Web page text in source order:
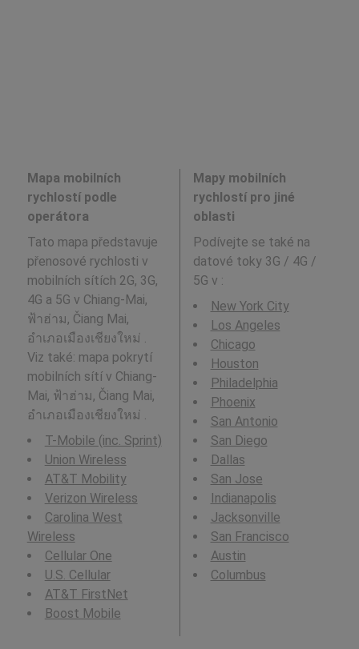
Mapa mobilních
rychlostí podle
operátora
Tato mapa představuje
přenosové rychlosti v
mobilních sítích 2G, 3G,
4G a 5G v Chiang-Mai,
ฟ้าฮ่าม, Čiang Mai,
อำเภอเมืองเชียงใหม่ .
Viz také: mapa pokrytí
mobilních sítí v Chiang-
Mai, ฟ้าฮ่าม, Čiang Mai,
อำเภอเมืองเชียงใหม่ .
T-Mobile (inc. Sprint)
Union Wireless
AT&T Mobility
Verizon Wireless
Carolina West
Wireless
Cellular One
U.S. Cellular
AT&T FirstNet
Boost Mobile
Mapy mobilních
rychlostí pro jiné
oblasti
Podívejte se také na
datové toky 3G / 4G /
5G v :
New York City
Los Angeles
Chicago
Houston
Philadelphia
Phoenix
San Antonio
San Diego
Dallas
San Jose
Indianapolis
Jacksonville
San Francisco
Austin
Columbus